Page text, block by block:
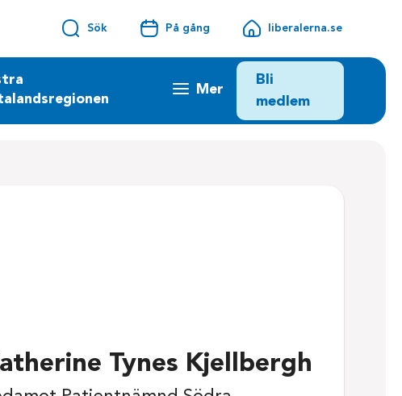
Sök På gång liberalerna.se
Mer
Bli
medlem
Tynes Kjellbergh